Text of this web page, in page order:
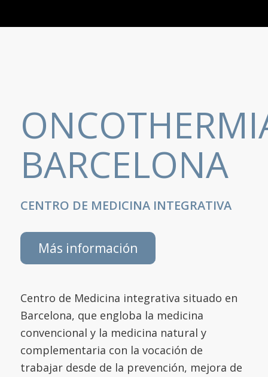
BARCELONA
CENTRO DE MEDICINA INTEGRATIVA
Más información
Centro de Medicina integrativa situado en
Barcelona, que engloba la medicina
convencional y la medicina natural y
complementaria con la vocación de
trabajar desde de la prevención, mejora de